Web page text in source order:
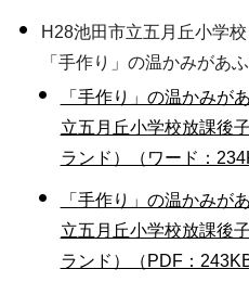
H28池田市立五月丘小学
「手作り」の温かみがあ
「手作り」の温かみが
立五月丘小学校放課後
ランド）（ワード：
「手作り」の温かみが
立五月丘小学校放課後
ランド）（PDF：243KB